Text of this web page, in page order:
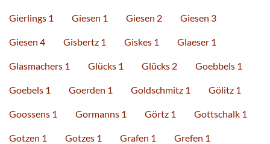
Gierlings 1 Giesen 1 Giesen 2 Giesen 3
Giesen 4 Gisbertz 1 Giskes 1 Glaeser 1
Glasmachers 1 Glücks 1 Glücks 2 Goebbels 1
Goebels 1 Goerden 1 Goldschmitz 1 Gölitz 1
Goossens 1 Gormanns 1 Görtz 1 Gottschalk 1
Gotzen 1 Gotzes 1 Grafen 1 Grefen 1